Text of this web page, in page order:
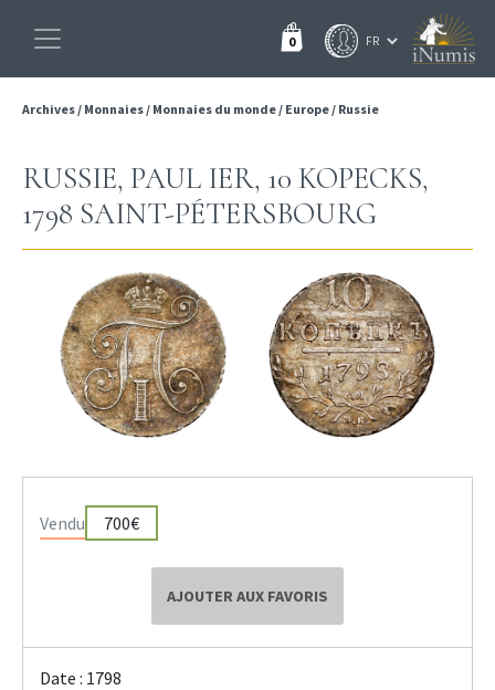
0
Archives/ Monnaies/ Monnaies du monde/ Europe/ Russie
RUSSIE, PAUL IER, 10 KOPECKS,
1798 SAINT-PÉTERSBOURG
Vendu 700€
AJOUTER AUX FAVORIS
Date : 1798